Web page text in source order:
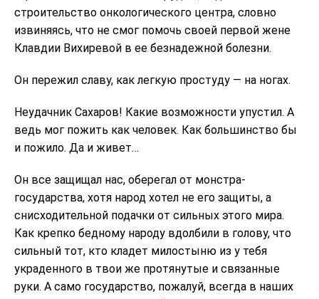
строительство онкологического центра, словно
извиняясь, что не смог помочь своей первой жене
Клавдии Вихиревой в ее безнадежной болезни.
Он пережил славу, как легкую простуду — на ногах.
Неудачник Сахаров! Какие возможности упустил. А
ведь мог пожить как человек. Как большинство бы
и пожило. Да и живет…
Он все защищал нас, оберегал от монстра-
государства, хотя народ хотел не его защиты, а
снисходительной подачки от сильных этого мира.
Как крепко бедному народу вдолбили в голову, что
сильный тот, кто кладет милостыню из у тебя
украденного в твои же протянутые и связанные
руки. А само государство, пожалуй, всегда в наших